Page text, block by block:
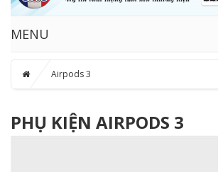
MENU
Airpods 3
PHỤ KIỆN AIRPODS 3